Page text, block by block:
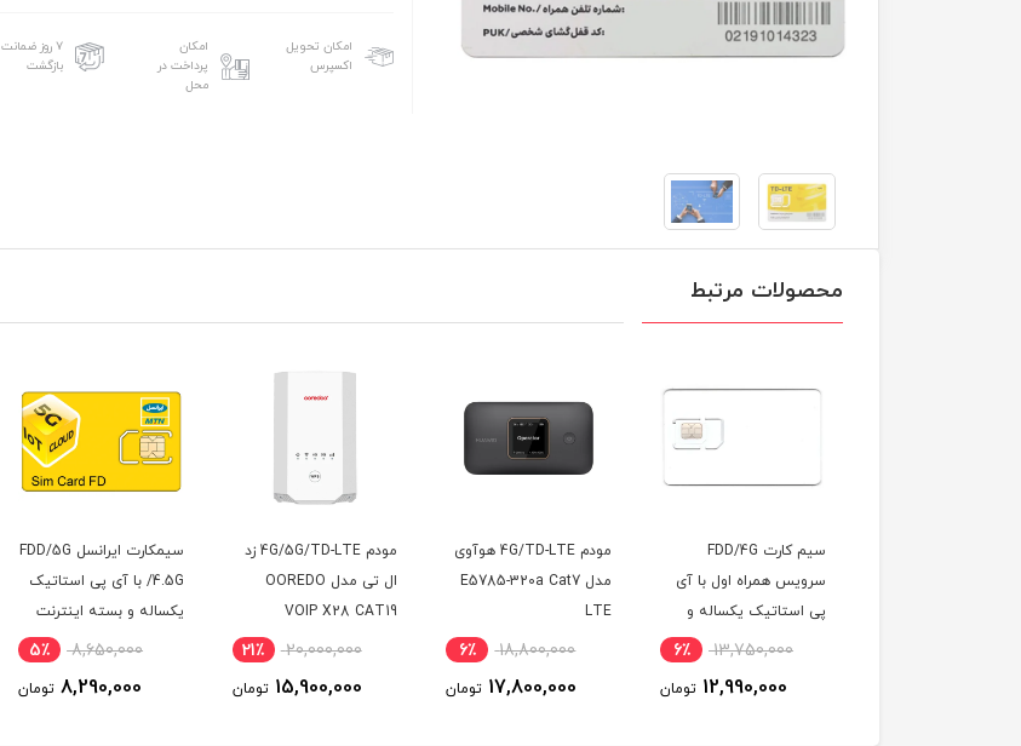
امکان تحویل
اکسپرس
امکان
پرداخت در
محل
۷ روز ضمانت
بازگشت
محصولات مرتبط
سیم کارت FDD/4G
سرویس همراه اول با آی
پی استاتیک یکساله و
500 گیگ اینترنت یکساله
13,750,000 6٪
12,990,000 تومان
مودم 4G/TD-LTE هوآوی
مدل E5785-320a Cat7
LTE
18,800,000 6٪
17,800,000 تومان
مودم 4G/5G/TD-LTE زد
ال تی مدل OOREDO
VOIP X28 CAT19
20,000,000 21٪
15,900,000 تومان
سیمکارت ایرانسل FDD/5G
/4.5G با آی پی استاتیک
یکساله و بسته اینترنت
100 گیگ یکساله
8,650,000 5٪
8,290,000 تومان